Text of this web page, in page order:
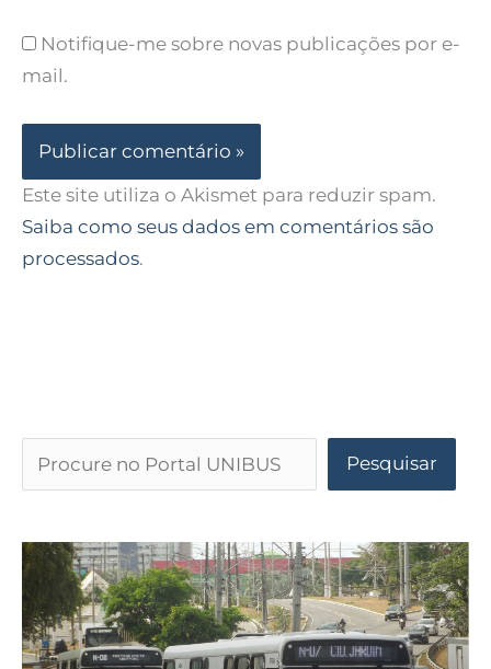
Notifique-me sobre novas publicações por e-
mail.
Este site utiliza o Akismet para reduzir spam.
Saiba como seus dados em comentários são
processados.
Pesquisar